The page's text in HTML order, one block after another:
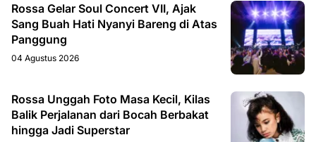
Rossa Gelar Soul Concert VII, Ajak
Sang Buah Hati Nyanyi Bareng di Atas
Panggung
04 Agustus 2026
Rossa Unggah Foto Masa Kecil, Kilas
Balik Perjalanan dari Bocah Berbakat
hingga Jadi Superstar